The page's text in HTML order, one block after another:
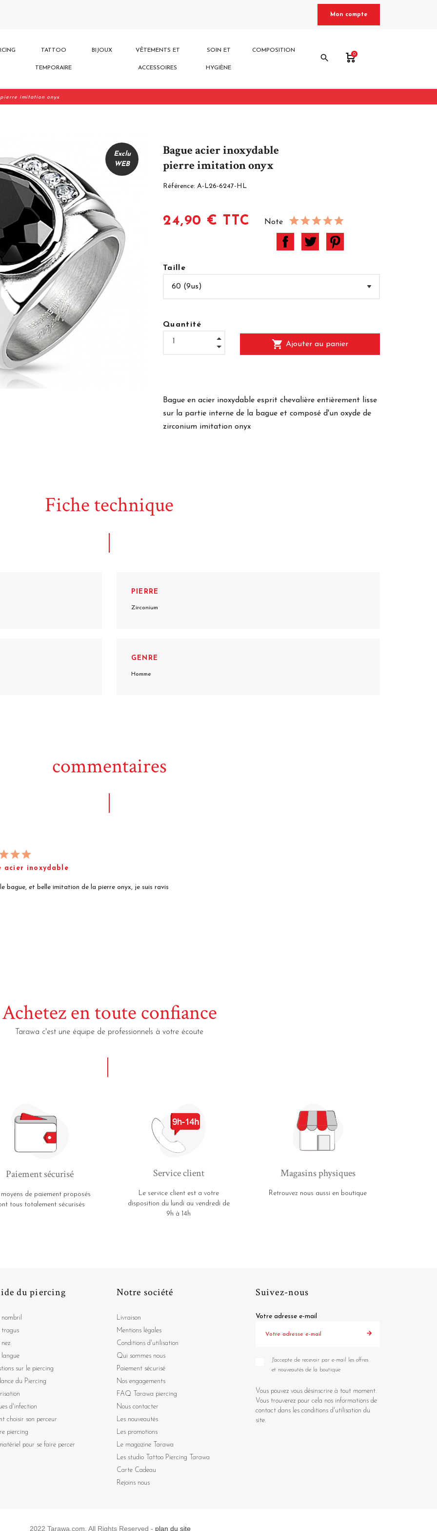
Mon compte
TATTOO
TEMPORAIRE
BIJOUX VÊTEMENTS ET
ACCESSOIRES
SOIN ET
HYGIÈNE
COMPOSITION
search 0
imitation onyx
Exclu
WEB
Bague acier inoxydable
pierre imitation onyx
Référence: A-L26-6247-HL
24,90 € TTC Note
Taille
Quantité
shopping_cart Ajouter au panier
Bague en acier inoxydable esprit chevalière entièrement lisse
sur la partie interne de la bague et composé d'un oxyde de
zirconium imitation onyx
Fiche technique
PIERRE
Zirconium
GENRE
Homme
commentaires
acier inoxydable
bague, et belle imitation de la pierre onyx, je suis ravis
Achetez en toute confiance
Tarawa c'est une équipe de professionnels à votre écoute
Paiement sécurisé
moyens de paiement proposés
tous totalement sécurisés
Service client
Le service client est a votre
disposition du lundi au vendredi de
9h à 14h
Magasins physiques
Retrouvez nous aussi en boutique
du piercing
nombril
tragus
langue
sur le piercing
du Piercing
d'infection
choisir son perceur
piercing
pour se faire percer
Notre société
Livraison
Mentions légales
Conditions d'utilisation
Qui sommes nous
Paiement sécurisé
Nos engagements
FAQ Tarawa piercing
Nous contacter
Les nouveautés
Les promotions
Le magazine Tarawa
Les studio Tattoo Piercing Tarawa
Carte Cadeau
Rejoins nous
Suivez-nous
Votre adresse e-mail
J'accepte de recevoir par e-mail les offres
et nouveautés de la boutique
Vous pouvez vous désinscrire à tout moment.
Vous trouverez pour cela nos informations de
contact dans les conditions d'utilisation du
site.
2022 Tarawa.com. All Rights Reserved - plan du site